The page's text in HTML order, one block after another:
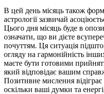
В цей день місяць також
астрології зазвичай
Цього дня місяць буде в
означати, що ви дієте
почуттям. Ця ситуація
огляду на гармонійність
маєте бути готовими
який відповідає вашим
Позитивне мислення
оскільки ваші думки та